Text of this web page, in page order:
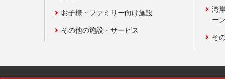
お子様・ファミリー向け施設
その他の施設・サービス
湾
ー
そ